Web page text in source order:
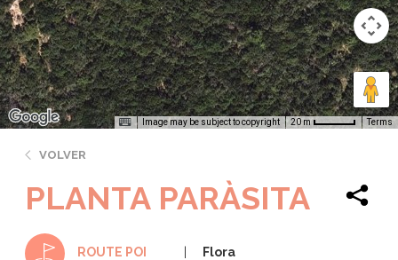
Image may be subject to copyright 20 m Terms
VOLVER
PLANTA PARÀSITA
ROUTE POI Flora